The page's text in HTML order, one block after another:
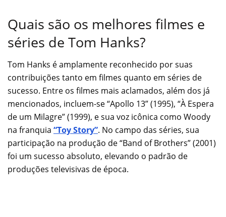
Quais são os melhores filmes e
séries de Tom Hanks?
Tom Hanks é amplamente reconhecido por suas
contribuições tanto em filmes quanto em séries de
sucesso. Entre os filmes mais aclamados, além dos já
mencionados, incluem-se “Apollo 13” (1995), “À Espera
de um Milagre” (1999), e sua voz icônica como Woody
na franquia “Toy Story”. No campo das séries, sua
participação na produção de “Band of Brothers” (2001)
foi um sucesso absoluto, elevando o padrão de
produções televisivas de época.